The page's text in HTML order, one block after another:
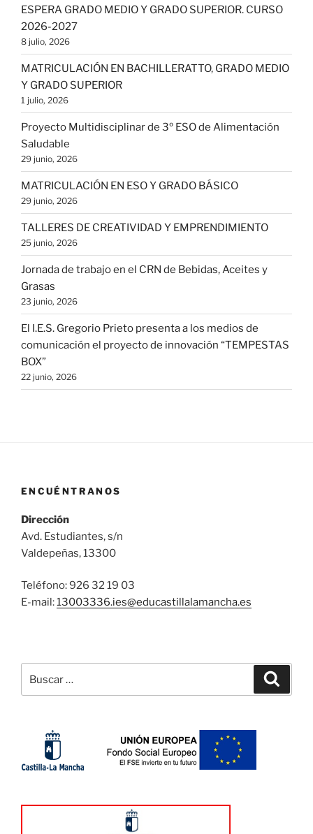
ESPERA GRADO MEDIO Y GRADO SUPERIOR. CURSO
2026-2027
8 julio, 2026
MATRICULACIÓN EN BACHILLERATTO, GRADO MEDIO
Y GRADO SUPERIOR
1 julio, 2026
Proyecto Multidisciplinar de 3º ESO de Alimentación
Saludable
29 junio, 2026
MATRICULACIÓN EN ESO Y GRADO BÁSICO
29 junio, 2026
TALLERES DE CREATIVIDAD Y EMPRENDIMIENTO
25 junio, 2026
Jornada de trabajo en el CRN de Bebidas, Aceites y
Grasas
23 junio, 2026
El I.E.S. Gregorio Prieto presenta a los medios de
comunicación el proyecto de innovación “TEMPESTAS
BOX”
22 junio, 2026
ENCUÉNTRANOS
Dirección
Avd. Estudiantes, s/n
Valdepeñas, 13300
Teléfono: 926 32 19 03
E-mail:13003336.ies@educastillalamancha.es
por: